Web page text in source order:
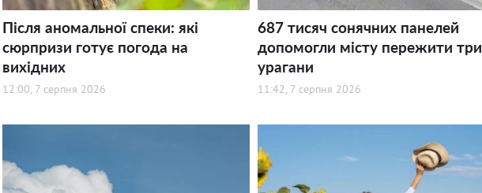
Після аномальної спеки: які
сюрпризи готує погода на
вихідних
12:00, 7 серпня 2026
687 тисяч сонячних панелей
допомогли місту пережити три
урагани
11:42, 7 серпня 2026